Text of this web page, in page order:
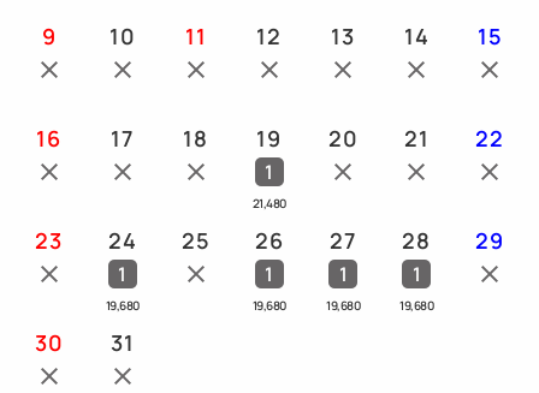
・チェックイン14時～／チェックアウト11時
・お子様（0～11歳）の添い寝は1ベッドにつき1名様
※お食事、寝具及びアメニティは付いておりません
・当館には無料の駐車場はございません。
近隣の提携コインパーキングをご案内いたしますので
お手数ですがホテル到着前にご連絡ください。
9 10 11 12 13 14 15
16 17 18 19
1
21,480
20 21 22
23 24
1
19,680
25 26
1
19,680
27
1
19,680
28
1
19,680
29
30 31